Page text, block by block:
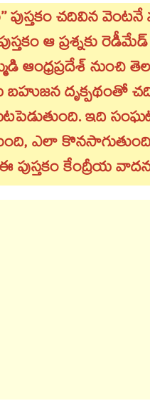
పుస్తకం చదివిన
ఆ ప్రశ్నకు
ఆంధ్రప్రదేశ్
దృక్పథంతో
ఇది
ఎలా
పుస్తకం కేంద్రీయ